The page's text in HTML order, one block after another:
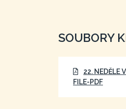
SOUBORY
22. NEDĚLE
FILE-PDF